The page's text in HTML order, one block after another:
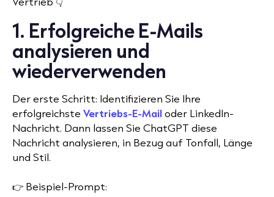
1. Erfolgreiche E-Mails
analysieren und
wiederverwenden
Der erste Schritt: Identifizieren Sie Ihre
erfolgreichste Vertriebs-E-Mailoder LinkedIn-
Nachricht. Dann lassen Sie ChatGPT diese
Nachricht analysieren, in Bezug auf Tonfall, Länge
und Stil.
👉 Beispiel-Prompt: